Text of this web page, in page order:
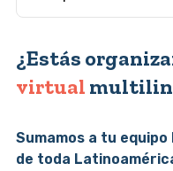
¿Estás
virtual
Sumamos a tu
de toda